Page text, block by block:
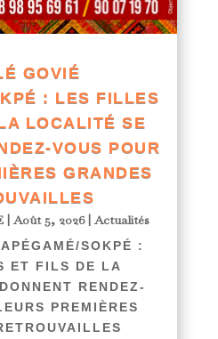
GOVIÉ
: LES FILLES
LOCALITÉ SE
VOUS POUR
GRANDES
|Août 5, 2026|Actualités
SOKPÉ :
ET FILS DE LA
RENDEZ-
PREMIÈRES